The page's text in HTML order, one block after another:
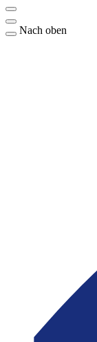
Nach oben